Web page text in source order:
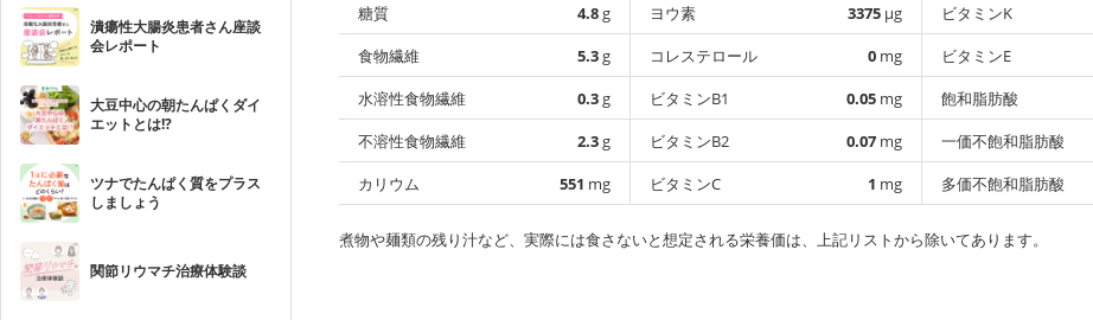
潰瘍性大腸炎患者さん座談
会レポート
大豆中心の朝たんぱくダイ
エットとは!?
ツナでたんぱく質をプラス
しましょう
関節リウマチ治療体験談
糖質
4.8g
食物繊維
5.3g
水溶性食物繊維
0.3g
不溶性食物繊維
2.3g
カリウム
551 mg
ヨウ素
3375 µg
コレステロール
0 mg
ビタミンB1
0.05 mg
ビタミンB2
0.07 mg
ビタミンC
1 mg
ビタミンK
ビタミンE
飽和脂肪酸
一価不飽和脂肪酸
多価不飽和脂肪酸
煮物や麺類の残り汁など、実際には食さないと想定される栄養価は、上記リストから除いてあります。